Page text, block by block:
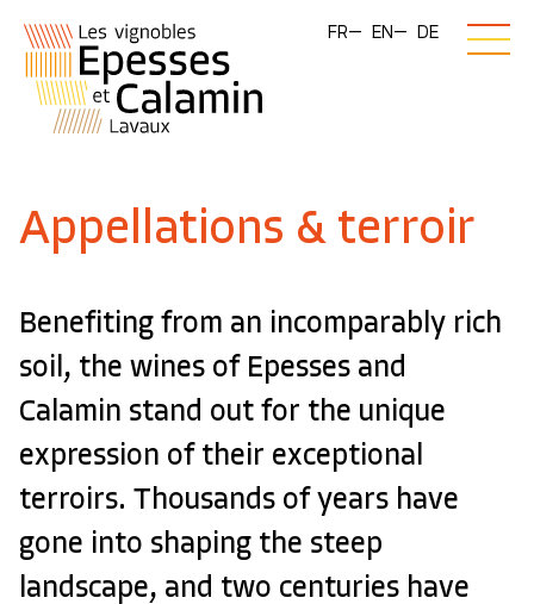
FR EN DE
Appellations & terroir
Benefiting from an incomparably rich
soil, the wines of Epesses and
Calamin stand out for the unique
expression of their exceptional
terroirs. Thousands of years have
gone into shaping the steep
landscape, and two centuries have